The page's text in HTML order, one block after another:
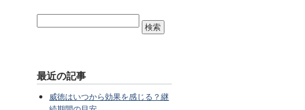
最近の記事
威徳はいつから効果を感じる？継